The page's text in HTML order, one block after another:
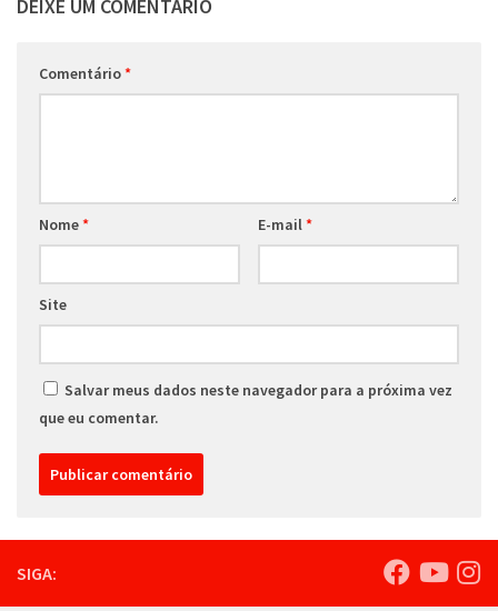
DEIXE UM COMENTÁRIO
Comentário*
Nome* E-mail *
Site
Salvar meus dados neste navegador para a próxima vez
que eu comentar.
SIGA: